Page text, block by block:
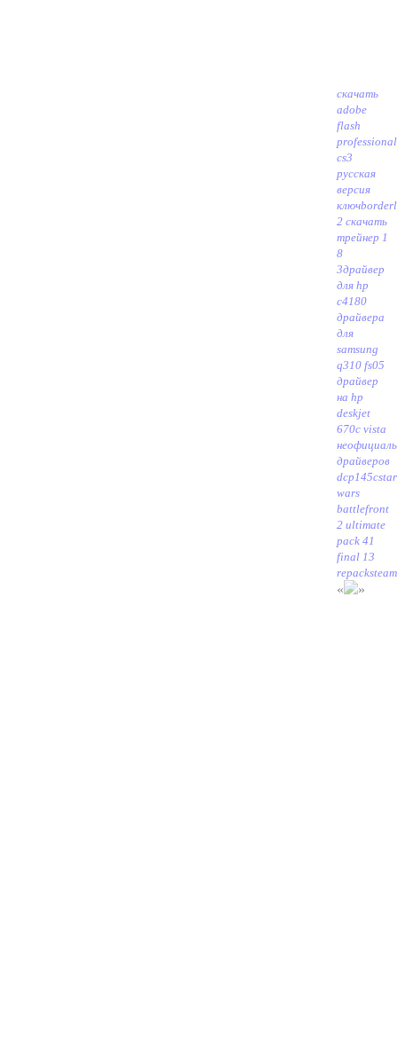
скачать
adobe
flash
professional
cs3
русская
версия
ключ
2 скачать
трейнер 1
8
3драйвер
для hp
c4180
драйвера
для
samsung
q310 fs05
драйвер
на hp
deskjet
670c vista
драйверов
dcp145cstar
wars
battlefront
2 ultimate
pack 41
final 13
repacksteam